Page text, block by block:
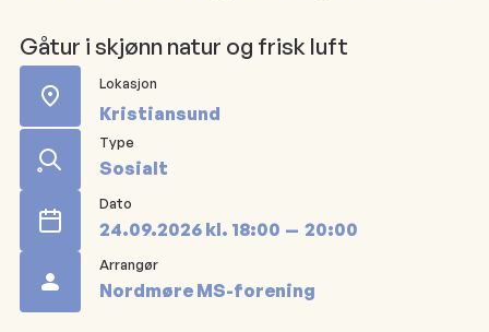
Gåtur i skjønn natur og frisk luft
Lokasjon
Kristiansund
Type
Sosialt
Dato
24.09.2026 kl. 18:00 20:00
Arrangør
Nordmøre MS-forening